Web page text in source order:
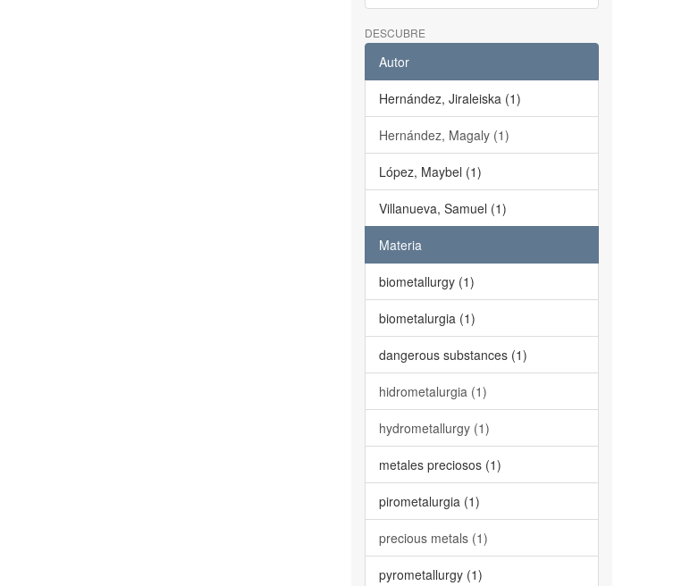
DESCUBRE
Autor
Hernández, Jiraleiska (1)
Hernández, Magaly (1)
López, Maybel (1)
Villanueva, Samuel (1)
Materia
biometallurgy (1)
biometalurgia (1)
dangerous substances (1)
hidrometalurgia (1)
hydrometallurgy (1)
metales preciosos (1)
pirometalurgia (1)
precious metals (1)
pyrometallurgy (1)